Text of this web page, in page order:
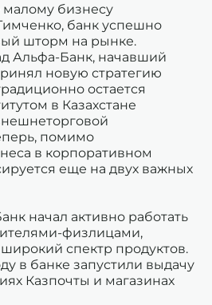
бизнесу
банк успешно
шторм на рынке.
Альфа-Банк, начавший
новую стратегию
остается
в Казахстане
помимо
в корпоративном
еще на двух важных
начал активно работать
физлицами,
спектр продуктов.
в банке запустили выдачу
Казпочты и магазинах